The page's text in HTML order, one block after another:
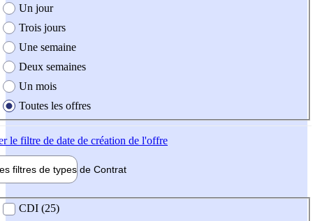
création de l'offre
Un jour
Trois jours
Une semaine
Deux semaines
Un mois
Toutes les offres
le filtre de date de création de l'offre
filtres de types de Contrat
contrat
CDI (25)